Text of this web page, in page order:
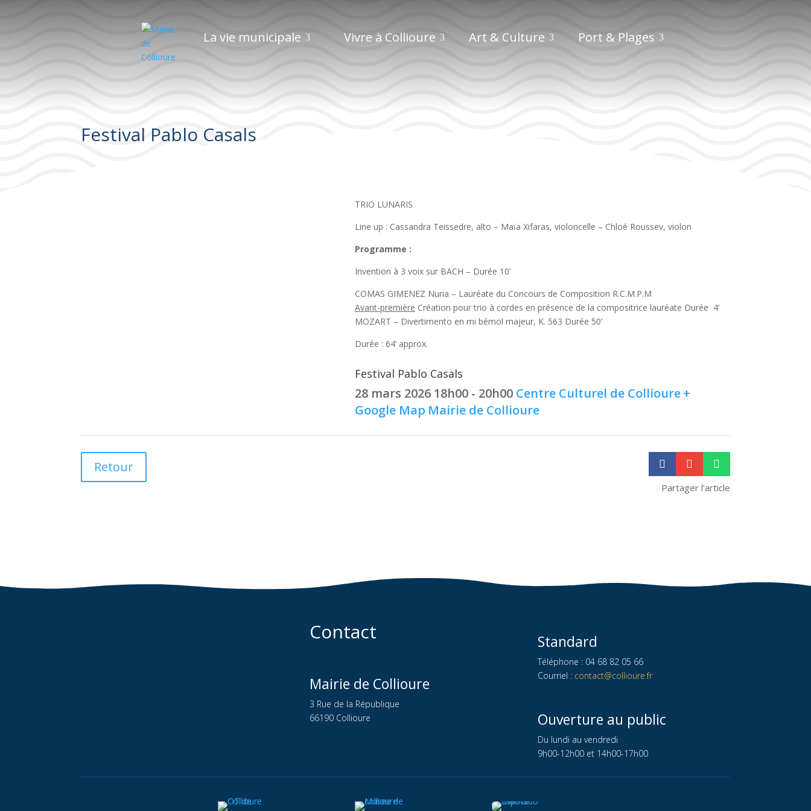
La vie municipale Vivre à Collioure Art & Culture Port & Plages
Festival Pablo Casals
TRIO LUNARIS
Line up : Cassandra Teissedre, alto – Maïa Xifaras, violoncelle – Chloé Roussev, violon
Programme :
Invention à 3 voix sur BACH – Durée 10’
COMAS GIMENEZ Nuria – Lauréate du Concours de Composition R.C.M.P.M
Avant-première Création pour trio à cordes en présence de la compositrice lauréate Durée 4’
MOZART – Divertimento en mi bémol majeur, K. 563 Durée 50’
Durée : 64’ approx.
Festival Pablo Casals
28 mars 2026 18h00 - 20h00 Centre Culturel de Collioure+
Google Map Mairie de Collioure
Retour  

Partager l’article
Contact
Mairie de Collioure
3 Rue de la République
66190 Collioure
Standard
Téléphone : 04 68 82 05 66
Courriel : contact@collioure.fr
Ouverture au public
Du lundi au vendredi
9h00-12h00 et 14h00-17h00